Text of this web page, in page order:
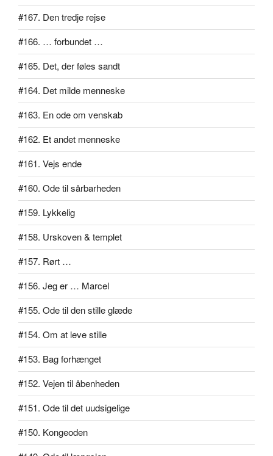
#167. Den tredje rejse
#166. … forbundet …
#165. Det, der føles sandt
#164. Det milde menneske
#163. En ode om venskab
#162. Et andet menneske
#161. Vejs ende
#160. Ode til sårbarheden
#159. Lykkelig
#158. Urskoven & templet
#157. Rørt …
#156. Jeg er … Marcel
#155. Ode til den stille glæde
#154. Om at leve stille
#153. Bag forhænget
#152. Vejen til åbenheden
#151. Ode til det uudsigelige
#150. Kongeoden